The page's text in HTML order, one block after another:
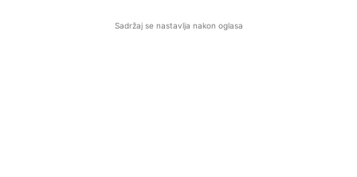
Sadržaj se nastavlja nakon oglasa